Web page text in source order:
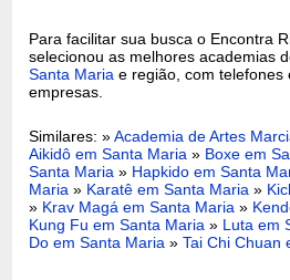
Para facilitar sua busca o Encontra
selecionou as melhores academias
Santa Maria e região, com telefones
empresas.
Similares: »Academia de Artes
Aikidô em Santa Maria » Boxe em
Santa Maria » Hapkido em Santa
Maria » Karatê em Santa Maria »
» Krav Magá em Santa Maria »
Kung Fu em Santa Maria » Luta em
Do em Santa Maria »Tai Chi Chuan